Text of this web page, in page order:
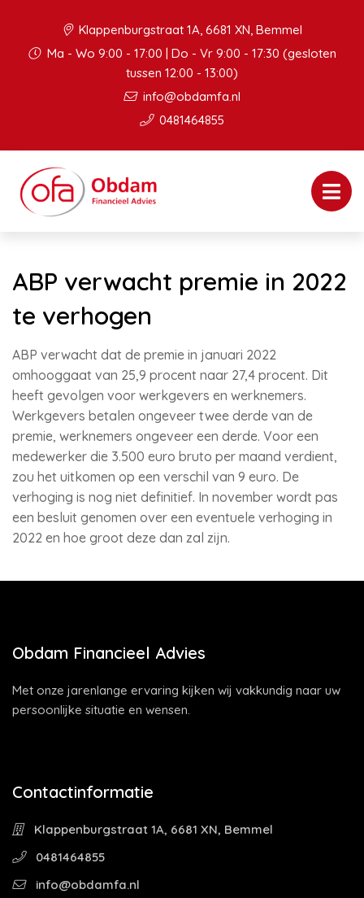
Klappenburgstraat 1A, 6681 XN, Bemmel
Ma - Wo 9:00 - 17:00 | Do - Vr 9:00 - 17:30 (gesloten
tussen 12:00 - 13:00)
info@obdamfa.nl
0481464855
ABP verwacht premie in 2022
te verhogen
ABP verwacht dat de premie in januari 2022
omhooggaat van 25,9 procent naar 27,4 procent. Dit
heeft gevolgen voor werkgevers en werknemers.
Werkgevers betalen ongeveer twee derde van de
premie, werknemers ongeveer een derde. Voor een
medewerker die 3.500 euro bruto per maand verdient,
zou het uitkomen op een verschil van 9 euro. De
verhoging is nog niet definitief. In november wordt pas
een besluit genomen over een eventuele verhoging in
2022 en hoe groot deze dan zal zijn.
Obdam Financieel Advies
Met onze jarenlange ervaring kijken wij vakkundig naar uw
persoonlijke situatie en wensen.
Contactinformatie
Klappenburgstraat 1A, 6681 XN, Bemmel
0481464855
info@obdamfa.nl